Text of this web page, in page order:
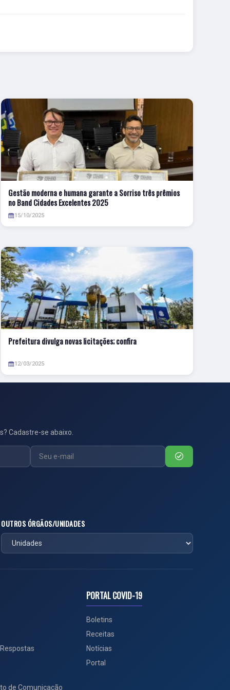
Gestão moderna e humana garante a Sorriso três prêmios
no Band Cidades Excelentes 2025
15/10/2025
Prefeitura divulga novas licitações; confira
12/03/2025
Cadastre-se abaixo.
OUTROS ÓRGÃOS/UNIDADES
de Comunicação
PORTAL COVID-19
Boletins
Receitas
Notícias
Portal